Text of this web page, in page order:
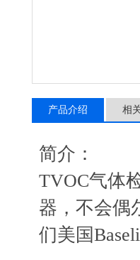
产品介绍 相
简介：
TVOC气体
器，不会偶
们美国